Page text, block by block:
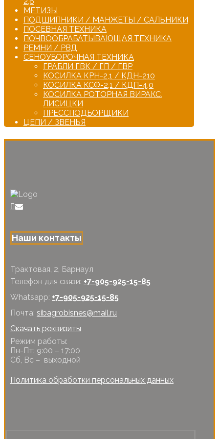
МЕТИЗЫ
ПОДШИПНИКИ / МАНЖЕТЫ / САЛЬНИКИ
ПОСЕВНАЯ ТЕХНИКА
ПОЧВООБРАБАТЫВАЮЩАЯ ТЕХНИКА
РЕМНИ / РВД
СЕНОУБОРОЧНАЯ ТЕХНИКА
ГРАБЛИ ГВК / ГП / ГВР
КОСИЛКА КРН-2,1 / КДН-210
КОСИЛКА КСФ-2,1 / КДП-4,0
КОСИЛКА РОТОРНАЯ ВИРАКС,
ЛИСИЦКИ
ПРЕССПОДБОРЩИКИ
ЦЕПИ / ЗВЕНЬЯ
Наши контакты
Трактовая, 2, Барнаул
Телефон для связи: +7-905-925-15-85
Whatsapp: +7-905-925-15-85
Почта: sibagrobisnes@mail.ru
Скачать реквизиты
Режим работы:
Пн-Пт: 9:00 – 17:00
Сб, Вс – выходной
Политика обработки персональных данных